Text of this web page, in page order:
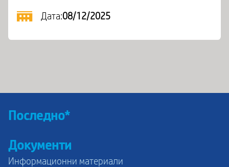
Дата:08/12/2025
Последно*
Документи
Информационни материали